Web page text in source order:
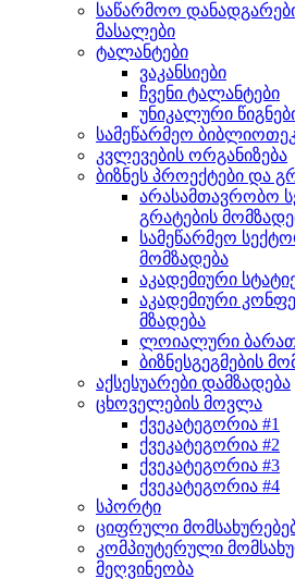
საწარმოო
მასალები
ტალანტები
ვაკანსიები
ჩვენი ტალანტები
უნიკალური
სამეწარმეო
კვლევების ორგანიზება
ბიზნეს პროექტები და
არასამთავრობო
გრატების
სამეწარმეო
მომზადება
აკადემიური
აკადემიური
მზადება
ლოიალური
ბიზნესგეგმების
აქსესუარები დამზადება
ცხოველების მოვლა
ქვეკატეგორია #1
ქვეკატეგორია #2
ქვეკატეგორია #3
ქვეკატეგორია #4
სპორტი
ციფრული
კომპიუტერული
მეღვინეობა